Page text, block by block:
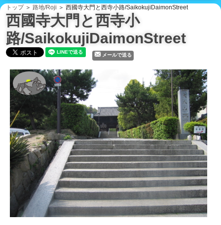
トップ＞ 路地/Roji ＞ 西國寺大門と西寺小路/SaikokujiDaimonStreet
西國寺大門と西寺小
路/SaikokujiDaimonStreet
メールで送る